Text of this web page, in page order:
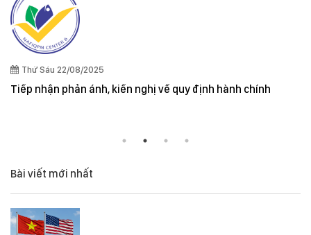
Thứ Ba 22/07/2025
Quy định cần lưu ý khi xuất khẩu thuỷ sản vào thị
và New Zealand
Bài viết mới nhất